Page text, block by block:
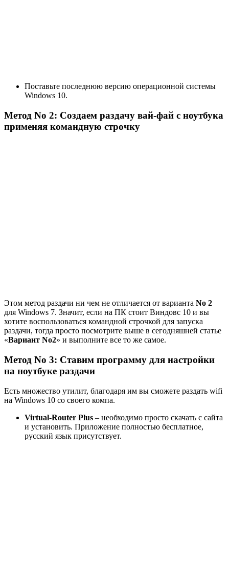
Поставьте последнюю версию операционной системы
Windows 10.
Метод No 2: Создаем раздачу вай-фай с ноутбука
применяя командную строчку
Этом метод раздачи ни чем не отличается от варианта No 2
для Windows 7. Значит, если на ПК стоит Виндовс 10 и вы
хотите воспользоваться командной строчкой для запуска
раздачи, тогда просто посмотрите выше в сегодняшней статье
«Вариант No2» и выполните все то же самое.
Метод No 3: Ставим программу для настройки
на ноутбуке раздачи
Есть множество утилит, благодаря им вы сможете раздать wifi
на Windows 10 со своего компа.
Virtual-Router Plus – необходимо просто скачать с сайта
и установить. Приложение полностью бесплатное,
русский язык присутствует.